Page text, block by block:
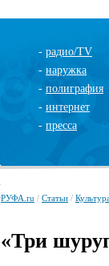
- радио/TV
- наружка
- полиграфия
- интернет
- пресса
РУФА.ru / Статьи /
«Три